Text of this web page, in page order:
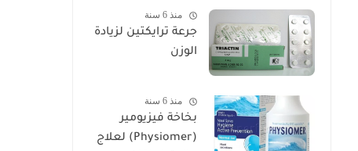
منذ 6 سنة
جرعة ترايكتين لزيادة
الوزن
منذ 6 سنة
بخاخة فيزيومير
(Physiomer) لعلاج